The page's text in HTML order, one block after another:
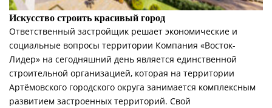
Искусство строить красивый город
Ответственный застройщик решает экономические и
социальные вопросы территории Компания «Восток-
Лидер» на сегодняшний день является единственной
строительной организацией, которая на территории
Артёмовского городского округа занимается комплексным
развитием застроенных территорий. Свой